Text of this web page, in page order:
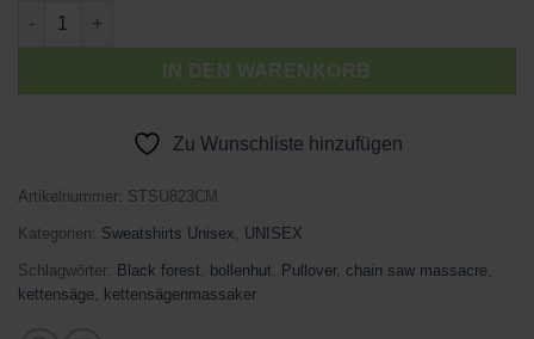
CHAIN SAW MASSACRE Menge
IN DEN WARENKORB
Zu Wunschliste hinzufügen
Artikelnummer: STSU823CM
Kategorien: Sweatshirts Unisex UNISEX
Schlagwörter: Black forest bollenhut Pullover, chain saw massacre
kettensäge
kettensägenmassaker